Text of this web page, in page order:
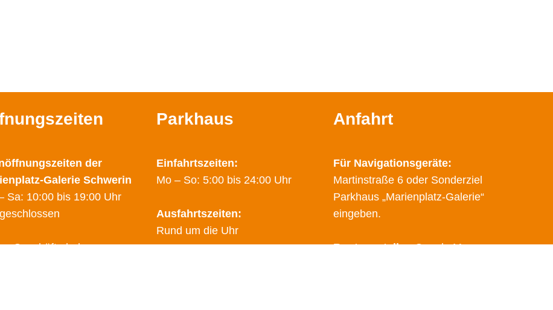
der
Galerie Schwerin
Sa: 10:00 bis 19:00 Uhr
Geschäfte haben
Parkhaus
Einfahrtszeiten:
Mo – So: 5:00 bis 24:00 Uhr
Ausfahrtszeiten:
Rund um die Uhr
Anfahrt
Für Navigationsgeräte:
Martinstraße 6 oder Sonderziel
Parkhaus „Marienplatz-Galerie“
eingeben.
Route erstellenGoogle Maps